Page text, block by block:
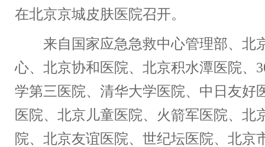
在北京京城皮肤医院召开。
来自国家应急急救中心管理部、北
心、北京协和医院、北京积水潭医院、
学第三医院、清华大学医院、中日友好
医院、北京儿童医院、火箭军医院、北
院、北京友谊医院、世纪坛医院、北京